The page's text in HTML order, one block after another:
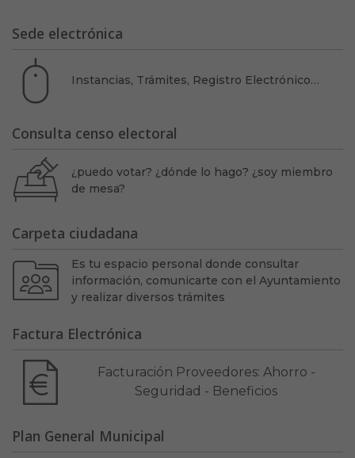
Sede electrónica
Instancias, Trámites, Registro Electrónico…
Consulta censo electoral
¿puedo votar? ¿dónde lo hago? ¿soy miembro
de mesa?
Carpeta ciudadana
Es tu espacio personal donde consultar
información, comunicarte con el Ayuntamiento
y realizar diversos trámites
Factura Electrónica
Facturación Proveedores: Ahorro -
Seguridad - Beneficios
Plan General Municipal